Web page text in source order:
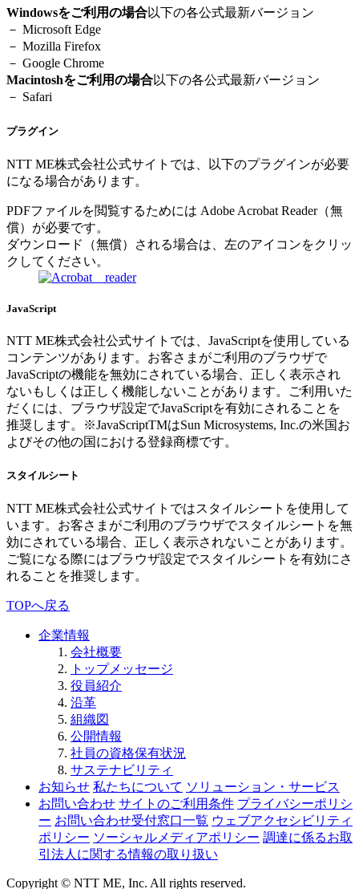
Windowsをご利用の場合以下の各公式最新バージョン
－ Microsoft Edge
－ Mozilla Firefox
－ Google Chrome
Macintoshをご利用の場合以下の各公式最新バージョン
－ Safari
プラグイン
NTT ME株式会社公式サイトでは、以下のプラグインが必要
になる場合があります。
PDFファイルを閲覧するためには Adobe Acrobat Reader（無
償）が必要です。
ダウンロード（無償）される場合は、左のアイコンをクリッ
クしてください。
JavaScript
NTT ME株式会社公式サイトでは、JavaScriptを使用している
コンテンツがあります。お客さまがご利用のブラウザで
JavaScriptの機能を無効にされている場合、正しく表示され
ないもしくは正しく機能しないことがあります。ご利用いた
だくには、ブラウザ設定でJavaScriptを有効にされることを
推奨します。※JavaScriptTMはSun Microsystems, Inc.の米国お
よびその他の国における登録商標です。
スタイルシート
NTT ME株式会社公式サイトではスタイルシートを使用して
います。お客さまがご利用のブラウザでスタイルシートを無
効にされている場合、正しく表示されないことがあります。
ご覧になる際にはブラウザ設定でスタイルシートを有効にさ
れることを推奨します。
TOPへ戻る
企業情報
会社概要
トップメッセージ
役員紹介
沿革
組織図
公開情報
社員の資格保有状況
サステナビリティ
お知らせ 私たちについて ソリューション・サービス
お問い合わせ サイトのご利用条件 プライバシーポリシ
ー お問い合わせ受付窓口一覧 ウェブアクセシビリティ
ポリシー ソーシャルメディアポリシー 調達に係るお取
引法人に関する情報の取り扱い
Copyright © NTT ME, Inc. All rights reserved.